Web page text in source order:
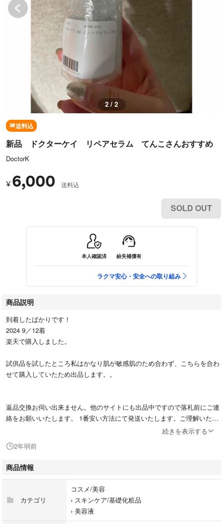
1 / 2
送料込
新品 ドクターケイ リペアセラム てんこさんおすすめ
DoctorK
¥ 6,000 送料込
SOLD OUT
本人確認済 紛失補償有
ラクマ安心・安全への取り組み
商品説明
到着したばかりです！
2024 9／12着
楽天で購入しました。
試供品を試したところ私はかなり肌が敏感肌のため合わず、こちらを合わ
せて購入していたため出品します。。
返品交換お伺い出来ません。他のサイトにも出品中ですので落札前にご連
絡をお願いいたします。 1番安い方法にて発送いたします。ご理解いただ
続きを表示する
2年弱前
商品情報
カテゴリ
コスメ/美容
› スキンケア/基礎化粧品
› 美容液